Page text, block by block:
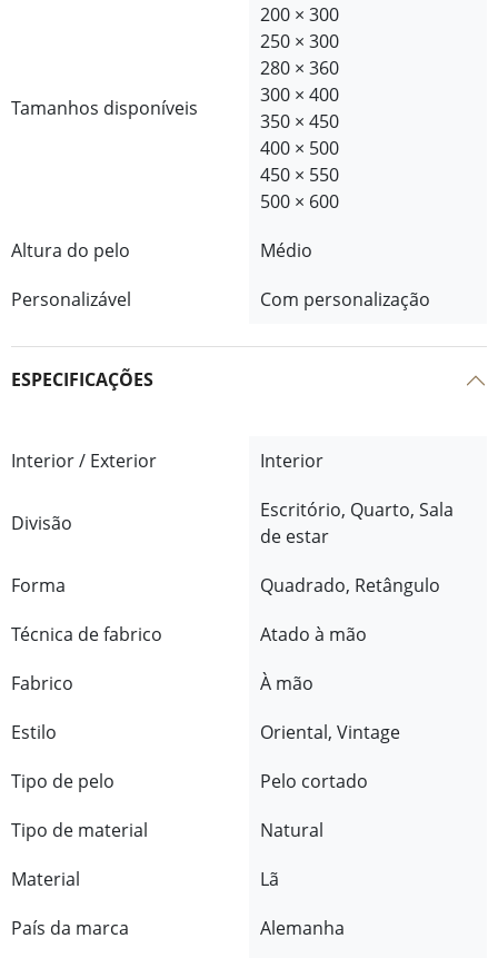
Tamanhos disponíveis
200 × 300
250 × 300
280 × 360
300 × 400
350 × 450
400 × 500
450 × 550
500 × 600
Altura do pelo
Médio
Personalizável
Com personalização
ESPECIFICAÇÕES
Interior / Exterior Interior
Divisão
Escritório, Quarto, Sala
de estar
Forma
Quadrado, Retângulo
Técnica de fabrico
Atado à mão
Fabrico
À mão
Estilo
Oriental, Vintage
Tipo de pelo
Pelo cortado
Tipo de material
Natural
Material
Lã
País da marca
Alemanha